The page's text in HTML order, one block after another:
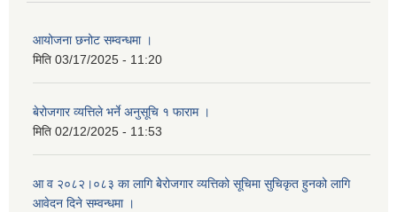
आयोजना छनोट सम्वन्धमा ।
मिति 03/17/2025 - 11:20
बेरोजगार व्यत्तिले भर्ने अनुसूचि १ फाराम ।
मिति 02/12/2025 - 11:53
आ व २०८२।०८३ का लागि बेेरोजगार व्यत्तिको सूचिमा सुचिकृत हुनको लागि
आवेदन दिने सम्वन्धमा ।